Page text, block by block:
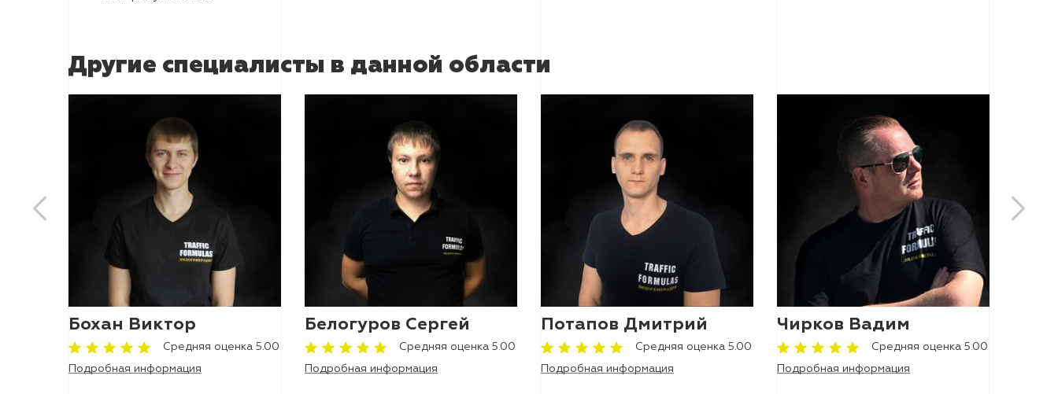
Другие специалисты в данной области
Бохан Виктор
Средняя оценка 5.00
Подробная информация
Белогуров Сергей
Средняя оценка 5.00
Подробная информация
Потапов Дмитрий
Средняя оценка 5.00
Подробная информация
Чирков Вадим
Средняя оценка 5.00
Подробная информация